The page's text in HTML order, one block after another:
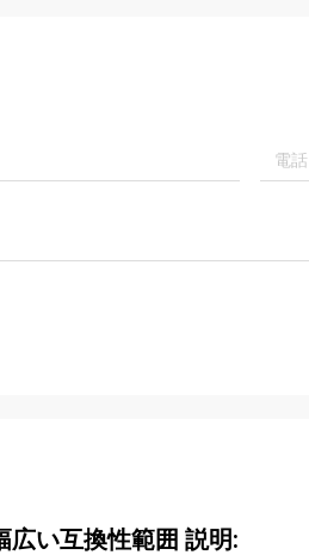
広い互換性範囲 説明: